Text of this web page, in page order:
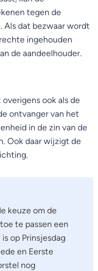
tegen de
Als dat bezwaar wordt
ingehouden
de aandeelhouder.
ook als de
ontvanger van het
in de zin van de
Ook daar wijzigt de
keuze om de
te passen een
op Prinsjesdag
en Eerste
nog